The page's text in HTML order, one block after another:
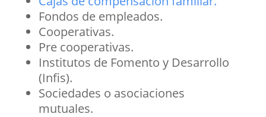
Fondos de empleados.
Cooperativas.
Pre cooperativas.
Institutos de Fomento y Desarrollo
(Infis).
Sociedades o asociaciones
mutuales.